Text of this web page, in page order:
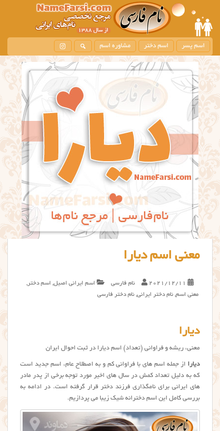
m
i
c
n
t
اسم پسر اسم دختر مشاوره اسم
معنی اسم دیارا
2021/12/11 نام فارسی اسم ایرانی اصیل, اسم دختر ,
معنی اسم, نام دختر ایرانی, نام دختر فارسی
دیارا
معنی، ریشه و فراوانی (تعداد) اسم دیارا در ثبت احوال ایران
ديارا از جمله اسم های با فراوانی کم و به اصطلاح عام، اسم جدید است
که به دلیل تعداد کمش در سال های اخیر مورد توجه برخی از پدر مادر
های ایرانی برای نامگذاری فرزند دختر قرار گرفته است. در ادامه به
بررسی کامل این اسم دخترانه شیک زیبا می پردازیم.